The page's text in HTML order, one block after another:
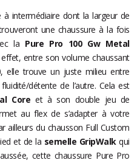
intermédiaire dont la largeur de
une chaussure à la fois
la Pure Pro 100 Gw Metal
entre son volume chaussant
trouve un juste milieu entre
détente de l’autre. Cela est
Core et à son double jeu de
au flex de s’adapter à votre
ailleurs du chausson Full Custom
et de la semelle GripWalkqui
cette chaussure Pure Pro